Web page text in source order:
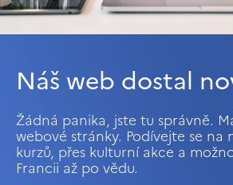
Náš web dostal
Žádná panika, jste tu správně.
webové stránky. Podívejte se na
kurzů, přes kulturní akce a
Francii až po vědu.